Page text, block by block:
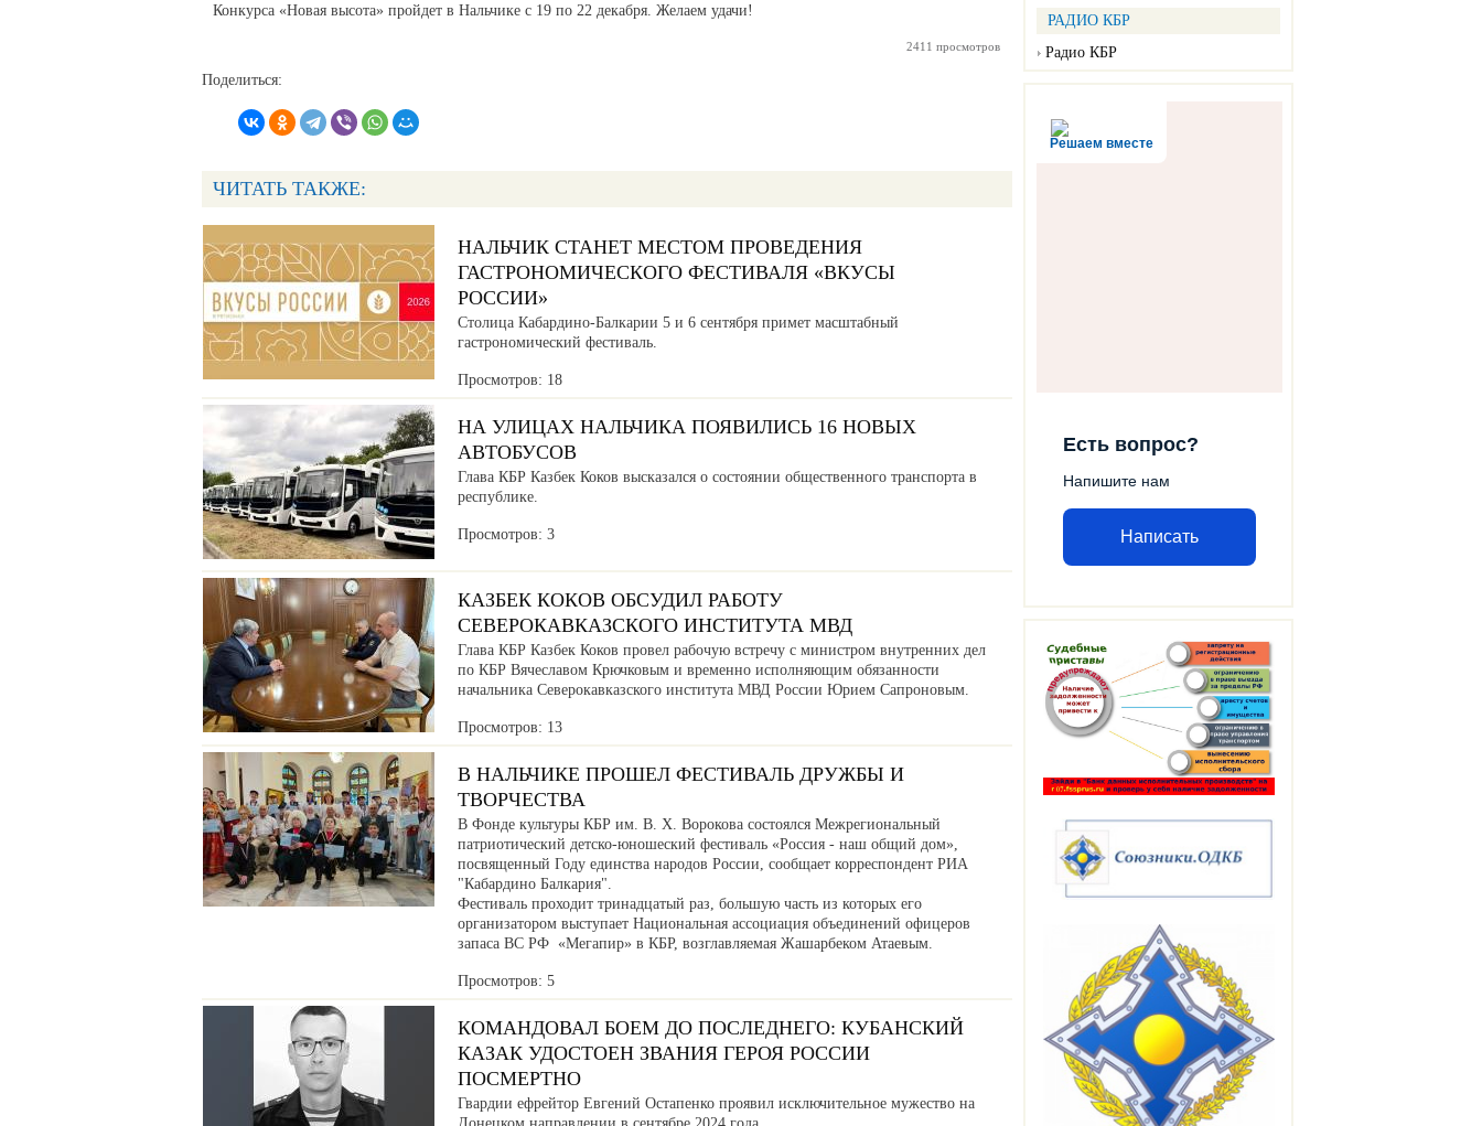
РАДИО КБР
Радио КБР
Решаем вместе
Есть вопрос?
Напишите нам
Написать
Конкурса «Новая высота» пройдет в Нальчике с 19 по 22 декабря. Желаем удачи!
2411 просмотров
Поделиться:
ЧИТАТЬ ТАКЖЕ:
НАЛЬЧИК СТАНЕТ МЕСТОМ ПРОВЕДЕНИЯ
ГАСТРОНОМИЧЕСКОГО ФЕСТИВАЛЯ «ВКУСЫ
РОССИИ»
Столица Кабардино-Балкарии 5 и 6 сентября примет масштабный
гастрономический фестиваль.
Просмотров: 18
НА УЛИЦАХ НАЛЬЧИКА ПОЯВИЛИСЬ 16 НОВЫХ
АВТОБУСОВ
Глава КБР Казбек Коков высказался о состоянии общественного транспорта в
республике.
Просмотров: 3
КАЗБЕК КОКОВ ОБСУДИЛ РАБОТУ
СЕВЕРОКАВКАЗСКОГО ИНСТИТУТА МВД
Глава КБР Казбек Коков провел рабочую встречу с министром внутренних дел
по КБР Вячеславом Крючковым и временно исполняющим обязанности
начальника Северокавказского института МВД России Юрием Сапроновым.
Просмотров: 13
В НАЛЬЧИКЕ ПРОШЕЛ ФЕСТИВАЛЬ ДРУЖБЫ И
ТВОРЧЕСТВА
В Фонде культуры КБР им. В. Х. Ворокова состоялся Межрегиональный
патриотический детско-юношеский фестиваль «Россия - наш общий дом»,
посвященный Году единства народов России, сообщает корреспондент РИА
"Кабардино Балкария".
Фестиваль проходит тринадцатый раз, большую часть из которых его
организатором выступает Национальная ассоциация объединений офицеров
запаса ВС РФ «Мегапир» в КБР, возглавляемая Жашарбеком Атаевым.
Просмотров: 5
КОМАНДОВАЛ БОЕМ ДО ПОСЛЕДНЕГО: КУБАНСКИЙ
КАЗАК УДОСТОЕН ЗВАНИЯ ГЕРОЯ РОССИИ
ПОСМЕРТНО
Гвардии ефрейтор Евгений Остапенко проявил исключительное мужество на